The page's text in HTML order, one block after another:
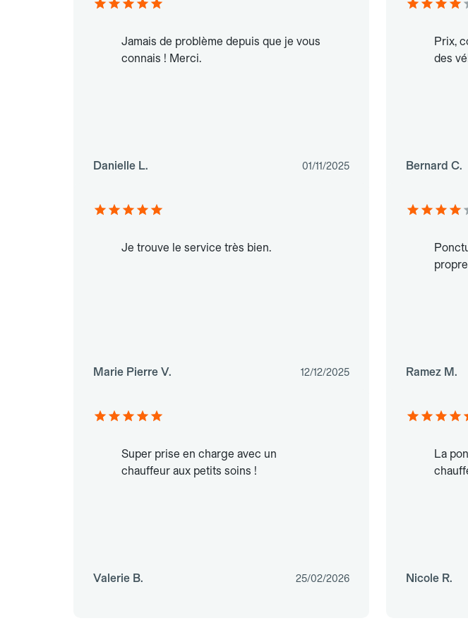
Jamais de problème depuis que je vous
connais ! Merci.
Danielle L. 01/11/2025
Prix,
des
Bernard C.
Je trouve le service très bien.
Marie Pierre V. 12/12/2025 Ramez M.
Super prise en charge avec un
chauffeur aux petits soins !
Valerie B. 25/02/2026
La
Nicole R.